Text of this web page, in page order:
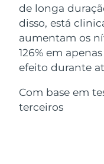
de longa
disso, está
aumentam os
126% em
efeito durante
Com base em
terceiros
FOREO APP
Jersey
Cazaquistão
Kuwait
Letônia